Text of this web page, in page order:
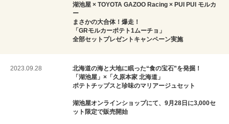
湖池屋 × TOYOTA GAZOO Racing × PUI PUI モルカ
ー
まさかの大合体！爆走！
「GRモルカーポテト1ムーチョ」
全部セットプレゼントキャンペーン実施
2023.09.28
北海道の海と大地に眠った“食の宝石”を発掘！
「湖池屋」×「久原本家 北海道」
ポテトチップスと珍味のマリアージュセット
湖池屋オンラインショップにて、9月28日に3,000セ
ット限定で販売開始